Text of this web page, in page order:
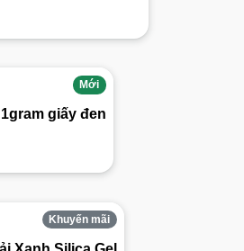
Mới
giấy đen
Khuyến mãi